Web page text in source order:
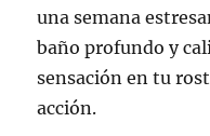
una semana
baño profundo y
sensación en tu
acción.